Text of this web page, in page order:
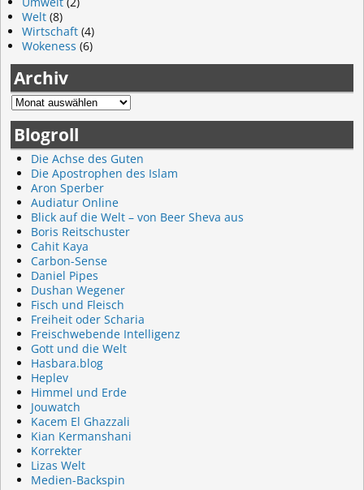
Welt (8)
Wirtschaft (4)
Wokeness (6)
Archiv
Blogroll
Die Achse des Guten
Die Apostrophen des Islam
Aron Sperber
Audiatur Online
Blick auf die Welt – von Beer Sheva aus
Boris Reitschuster
Cahit Kaya
Carbon-Sense
Daniel Pipes
Dushan Wegener
Fisch und Fleisch
Freiheit oder Scharia
Freischwebende Intelligenz
Gott und die Welt
Hasbara.blog
Heplev
Himmel und Erde
Jouwatch
Kacem El Ghazzali
Kian Kermanshani
Korrekter
Lizas Welt
Medien-Backspin